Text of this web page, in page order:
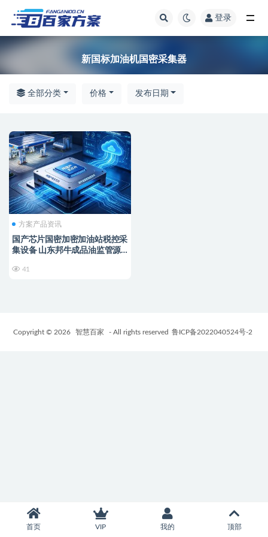
登录
新国标加油机国密采集器
全部分类 价格 发布日期
方案产品资讯
国产芯片国密加密加油站税控采
集设备 山东邦牛成品油监管源
41
Copyright © 2026 智慧百家 - All rights reserved 鲁ICP备2022040524号-2
首页 VIP 我的 顶部